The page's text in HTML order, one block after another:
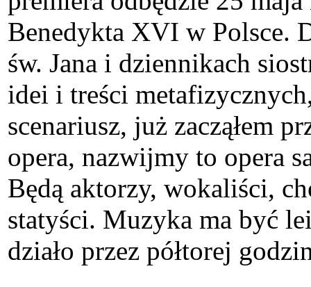
Benedykta XVI w Polsce.
św. Jana i dziennikach
idei i treści
scenariusz, już zacząłem
opera, nazwijmy to opera
Będą aktorzy, wokaliści,
statyści. Muzyka ma być
działo przez półtorej